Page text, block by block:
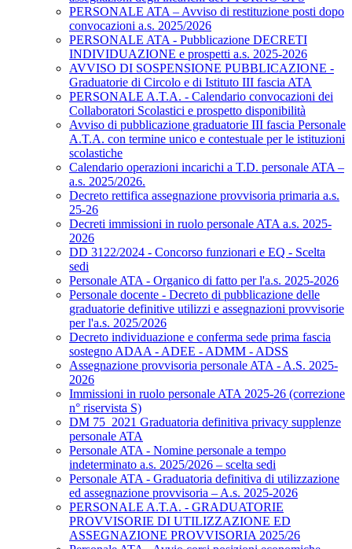
PERSONALE ATA – Avviso di restituzione posti dopo
convocazioni a.s. 2025/2026
PERSONALE ATA - Pubblicazione DECRETI
INDIVIDUAZIONE e prospetti a.s. 2025-2026
AVVISO DI SOSPENSIONE PUBBLICAZIONE -
Graduatorie di Circolo e di Istituto III fascia ATA
PERSONALE A.T.A. - Calendario convocazioni dei
Collaboratori Scolastici e prospetto disponibilità
Avviso di pubblicazione graduatorie III fascia Personale
A.T.A. con termine unico e contestuale per le istituzioni
scolastiche
Calendario operazioni incarichi a T.D. personale ATA –
a.s. 2025/2026.
Decreto rettifica assegnazione provvisoria primaria a.s.
25-26
Decreti immissioni in ruolo personale ATA a.s. 2025-
2026
DD 3122/2024 - Concorso funzionari e EQ - Scelta
sedi
Personale ATA - Organico di fatto per l'a.s. 2025-2026
Personale docente - Decreto di pubblicazione delle
graduatorie definitive utilizzi e assegnazioni provvisorie
per l'a.s. 2025/2026
Decreto individuazione e conferma sede prima fascia
sostegno ADAA - ADEE - ADMM - ADSS
Assegnazione provvisoria personale ATA - A.S. 2025-
2026
Immissioni in ruolo personale ATA 2025-26 (correzione
n° riservista S)
DM 75_2021 Graduatoria definitiva privacy supplenze
personale ATA
Personale ATA - Nomine personale a tempo
indeterminato a.s. 2025/2026 – scelta sedi
Personale ATA - Graduatoria definitiva di utilizzazione
ed assegnazione provvisoria – A.s. 2025-2026
PERSONALE A.T.A. - GRADUATORIE
PROVVISORIE DI UTILIZZAZIONE ED
ASSEGNAZIONE PROVVISORIA 2025/26